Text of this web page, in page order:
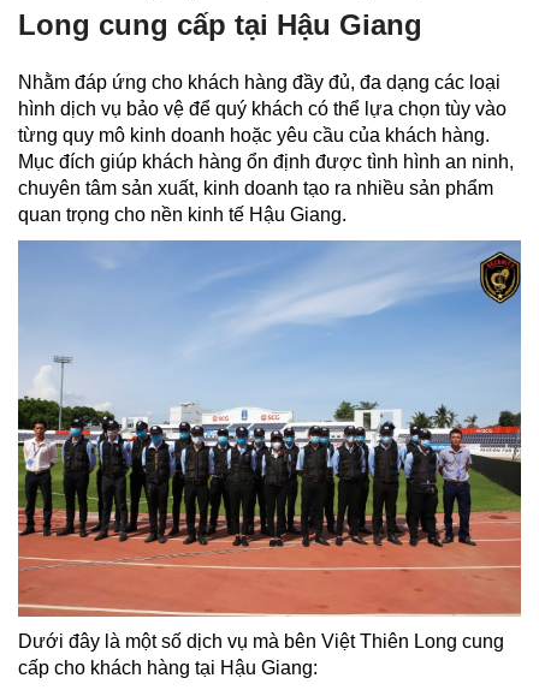
Long cung cấp tại Hậu Giang
Nhằm đáp ứng cho khách hàng đầy đủ, đa dạng các loại
hình dịch vụ bảo vệ để quý khách có thể lựa chọn tùy vào
từng quy mô kinh doanh hoặc yêu cầu của khách hàng.
Mục đích giúp khách hàng ổn định được tình hình an ninh,
chuyên tâm sản xuất, kinh doanh tạo ra nhiều sản phẩm
quan trọng cho nền kinh tế Hậu Giang.
Dưới đây là một số dịch vụ mà bên Việt Thiên Long cung
cấp cho khách hàng tại Hậu Giang: